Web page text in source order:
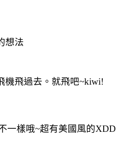
想法
機飛過去。就飛吧~kiwi!
一樣哦~超有美國風的XDD